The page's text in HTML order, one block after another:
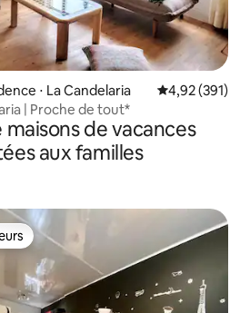
⋅ La Candelaria Évaluation
4,92 (391)
| Proche de tout*
de vacances
aux familles